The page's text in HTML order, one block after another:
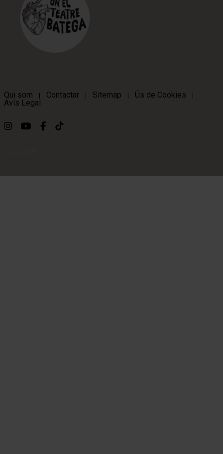
Qui som | Contactar | Sitemap | Ús de Cookies |
Avís Legal
Link a instagram
Link a youtube
Link a facebook
Link a ticktok